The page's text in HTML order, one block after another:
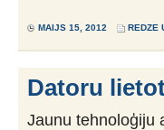
MAIJS 15, 2012 REDZE
Datoru
Jaunu tehnoloģiju